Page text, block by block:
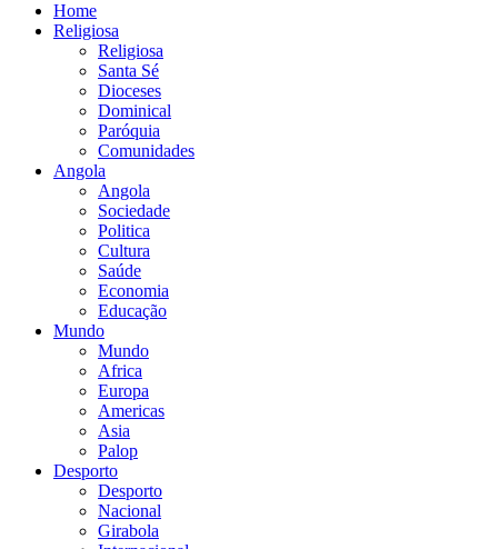
Home
Religiosa
Religiosa
Santa Sé
Dioceses
Dominical
Paróquia
Comunidades
Angola
Angola
Sociedade
Politica
Cultura
Saúde
Economia
Educação
Mundo
Mundo
Africa
Europa
Americas
Asia
Palop
Desporto
Desporto
Nacional
Girabola